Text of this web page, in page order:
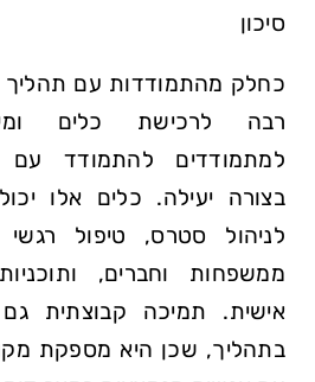
סיכון
כחלק מהתמודדות עם תהליך
רבה לרכישת כלים
למתמודדים להתמודד עם
בצורה יעילה. כלים אלו
לניהול סטרס, טיפול רגשי
ממשפחות וחברים,
אישית. תמיכה קבוצתית
בתהליך, שכן היא מספקת